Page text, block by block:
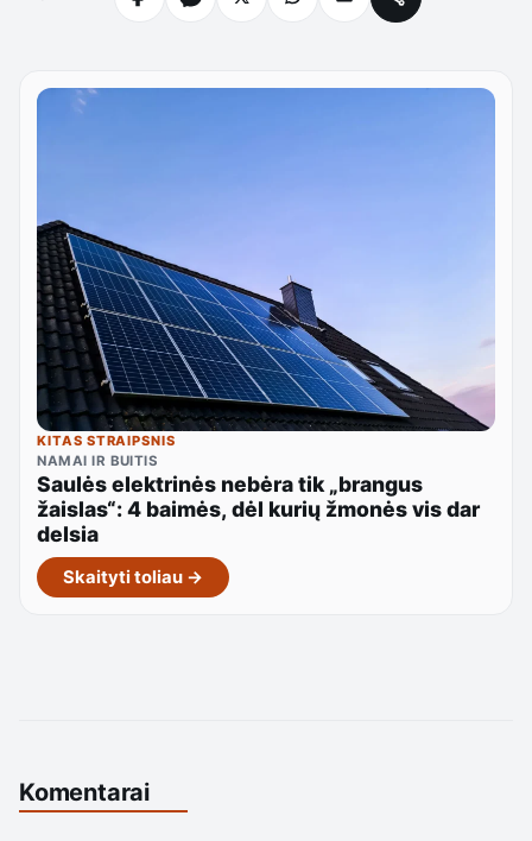
KITAS STRAIPSNIS
NAMAI IR BUITIS
Saulės elektrinės nebėra tik „brangus
žaislas“: 4 baimės, dėl kurių žmonės vis dar
delsia
Skaityti toliau →
Komentarai